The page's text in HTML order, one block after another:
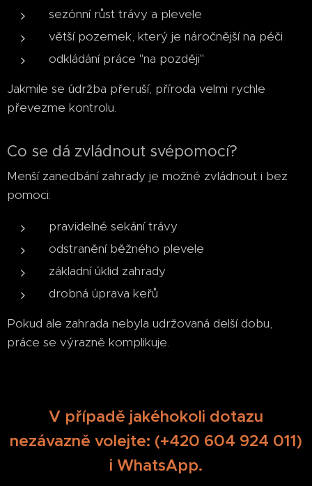
sezónní růst trávy a plevele
větší pozemek, který je náročnější na péči
odkládání práce "na později"
Jakmile se údržba přeruší, příroda velmi rychle
převezme kontrolu.
Co se dá zvládnout svépomocí?
Menší zanedbání zahrady je možné zvládnout i bez
pomoci:
pravidelné sekání trávy
odstranění běžného plevele
základní úklid zahrady
drobná úprava keřů
Pokud ale zahrada nebyla udržovaná delší dobu,
práce se výrazně komplikuje.
V případě jakéhokoli dotazu
nezávazně volejte: (+420 604 924 011)
i WhatsApp.